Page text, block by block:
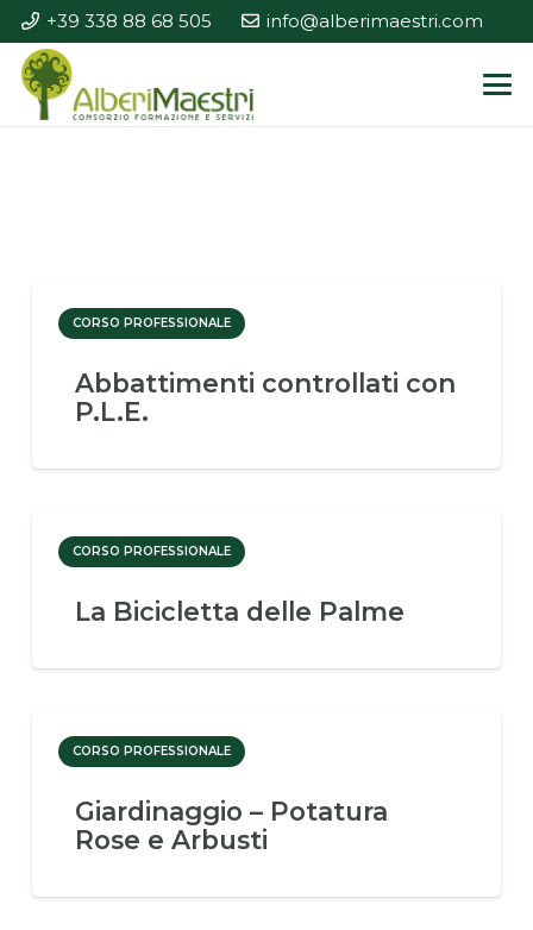
+39 338 88 68 505 info@alberimaestri.com
CORSO PROFESSIONALE
Abbattimenti controllati con
P.L.E.
CORSO PROFESSIONALE
La Bicicletta delle Palme
CORSO PROFESSIONALE
Giardinaggio – Potatura
Rose e Arbusti